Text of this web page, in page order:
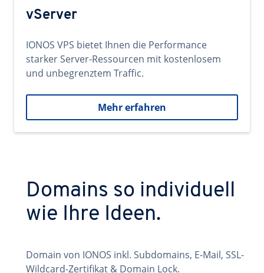
vServer
IONOS VPS bietet Ihnen die Performance
starker Server-Ressourcen mit kostenlosem
und unbegrenztem Traffic.
Mehr erfahren
Domains so individuell
wie Ihre Ideen.
Domain von IONOS inkl. Subdomains, E-Mail, SSL-
Wildcard-Zertifikat & Domain Lock.